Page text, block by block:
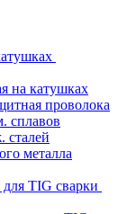
на катушках
проволока
сплавов
сталей
металла
TIG сварки